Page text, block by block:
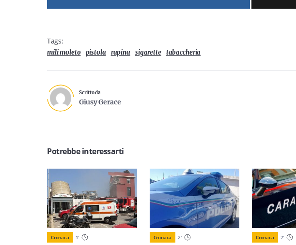
Tags:
mili moleto pistola rapina sigarette tabaccheria
Scritto da
Giusy Gerace
Potrebbe interessarti
Cronaca 1' Cronaca 2' Cronaca 2'